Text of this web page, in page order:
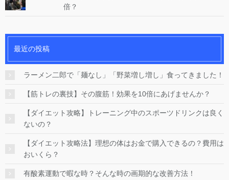
倍？
最近の投稿
ラーメン二郎で「麺なし」「野菜増し増し」食ってきました！
【筋トレの裏技】その腹筋！効果を10倍にあげませんか？
【ダイエット攻略】トレーニング中のスポーツドリンクは良く
ないの？
【ダイエット攻略法】理想の体はお金で購入できるの？費用は
おいくら？
有酸素運動で暇な時？そんな時の画期的な改善方法！